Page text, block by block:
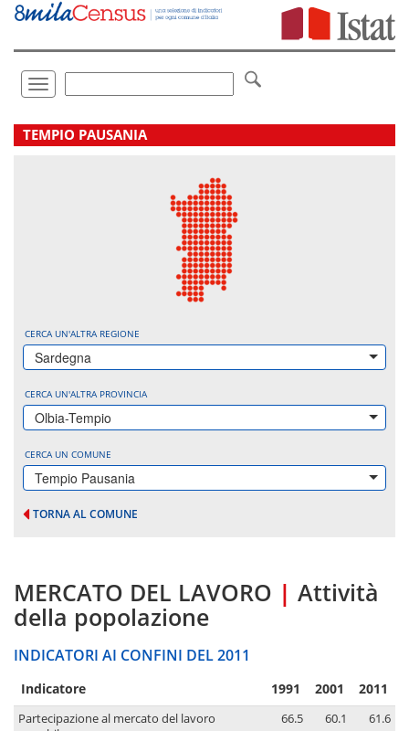
Vai
direttamente
Toggle
navigation
.
TEMPIO PAUSANIA
CERCA UN'ALTRA REGIONE
Sardegna
CERCA UN'ALTRA PROVINCIA
Olbia-Tempio
CERCA UN COMUNE
Tempio Pausania
TORNA AL COMUNE
MERCATO DEL LAVORO | Attività
della popolazione
INDICATORI AI CONFINI DEL 2011
Indicatore 1991 2001 2011
Partecipazione al mercato del lavoro
66.5 60.1 61.6